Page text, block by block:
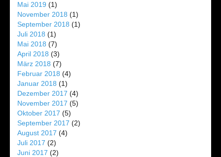
Mai 2019 (1)
November 2018 (1)
September 2018 (1)
Juli 2018 (1)
Mai 2018 (7)
April 2018 (3)
März 2018 (7)
Februar 2018 (4)
Januar 2018 (1)
Dezember 2017 (4)
November 2017 (5)
Oktober 2017 (5)
September 2017 (2)
August 2017 (4)
Juli 2017 (2)
Juni 2017 (2)